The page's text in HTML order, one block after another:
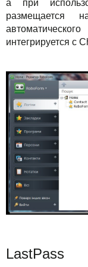
а при
размещается
интегрируется с
LastPass